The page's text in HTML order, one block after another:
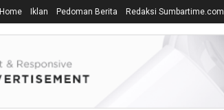
Home Iklan Pedoman Berita Redaksi Sumbartime.com